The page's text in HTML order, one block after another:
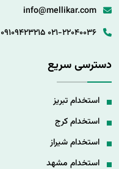
info@mellikar.com
021-22040036
09109423215
دسترسی سریع
استخدام تبریز
استخدام کرج
استخدام شیراز
استخدام مشهد